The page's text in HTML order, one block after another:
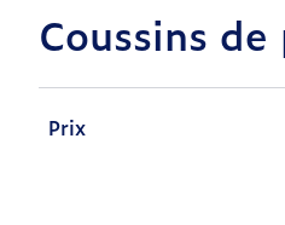
Coussins
Prix